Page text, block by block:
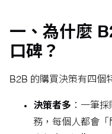
一、為什麼
口碑？
B2B 的購買決策有四個
決策者多 ：一筆
務，每個人都會「